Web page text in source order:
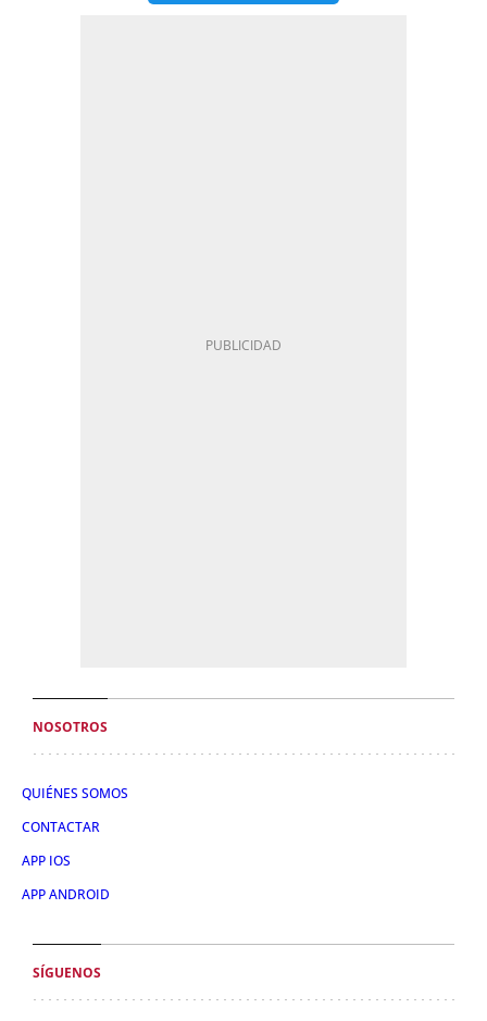
NOSOTROS
QUIÉNES SOMOS
CONTACTAR
APP IOS
APP ANDROID
SÍGUENOS